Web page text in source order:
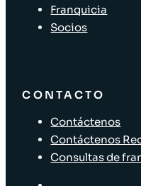
Franquicia
Socios
CONTACTO
Contáctenos
Contáctenos
Consultas de